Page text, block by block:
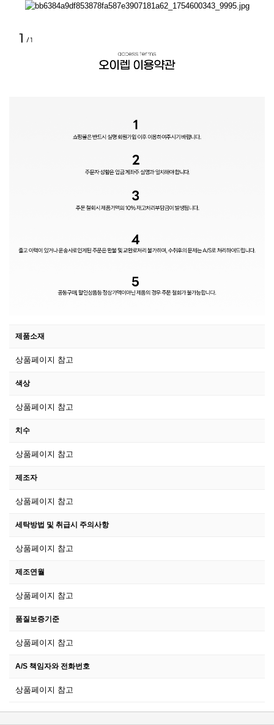
제품소재
상품페이지 참고
색상
상품페이지 참고
치수
상품페이지 참고
제조자
상품페이지 참고
세탁방법 및 취급시 주의사항
상품페이지 참고
제조연월
상품페이지 참고
품질보증기준
상품페이지 참고
A/S 책임자와 전화번호
상품페이지 참고